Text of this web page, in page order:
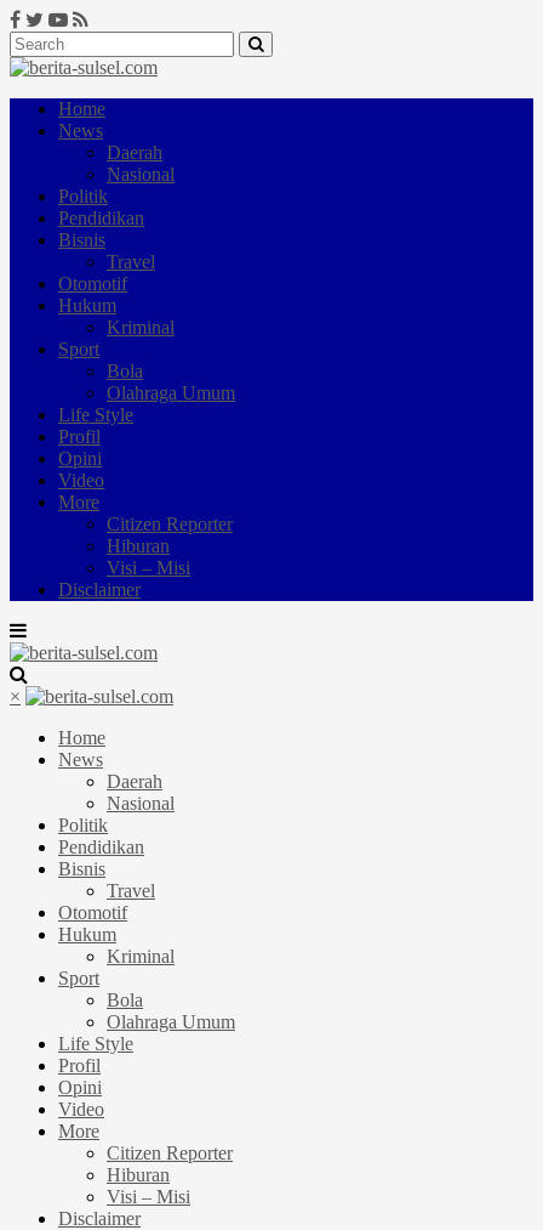
Home
News
Daerah
Nasional
Politik
Pendidikan
Bisnis
Travel
Otomotif
Hukum
Kriminal
Sport
Bola
Olahraga Umum
Life Style
Profil
Opini
Video
More
Citizen Reporter
Hiburan
Visi – Misi
Disclaimer
×
Home
News
Daerah
Nasional
Politik
Pendidikan
Bisnis
Travel
Otomotif
Hukum
Kriminal
Sport
Bola
Olahraga Umum
Life Style
Profil
Opini
Video
More
Citizen Reporter
Hiburan
Visi – Misi
Disclaimer